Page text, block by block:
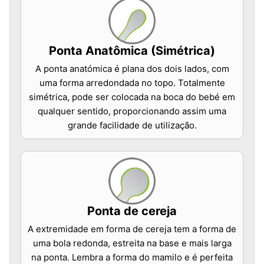
Ponta Anatômica (Simétrica)
A ponta anatómica é plana dos dois lados, com
uma forma arredondada no topo. Totalmente
simétrica, pode ser colocada na boca do bebé em
qualquer sentido, proporcionando assim uma
grande facilidade de utilização.
Ponta de cereja
A extremidade em forma de cereja tem a forma de
uma bola redonda, estreita na base e mais larga
na ponta. Lembra a forma do mamilo e é perfeita